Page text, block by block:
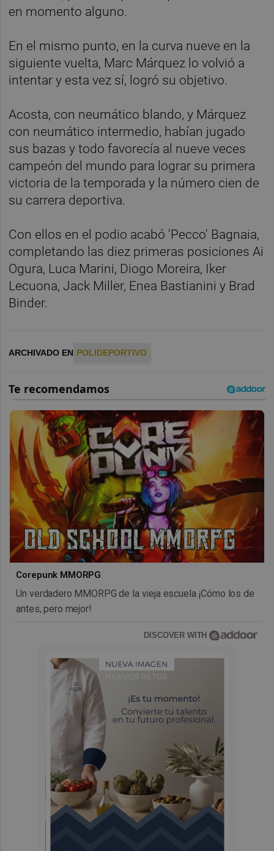
en momento alguno.
En el mismo punto, en la curva nueve en la
siguiente vuelta, Marc Márquez lo volvió a
intentar y esta vez sí, logró su objetivo.
Acosta, con neumático blando, y Márquez
con neumático intermedio, habían jugado
sus bazas y todo favorecía al nueve veces
campeón del mundo para lograr su primera
victoria de la temporada y la número cien de
su carrera deportiva.
Con ellos en el podio acabó 'Pecco' Bagnaia,
completando las diez primeras posiciones Ai
Ogura, Luca Marini, Diogo Moreira, Iker
Lecuona, Jack Miller, Enea Bastianini y Brad
Binder.
ARCHIVADO EN POLIDEPORTIVO
Corepunk MMORPG
Un verdadero MMORPG de la vieja escuela ¡Cómo los de
antes, pero mejor!
DISCOVER WITH